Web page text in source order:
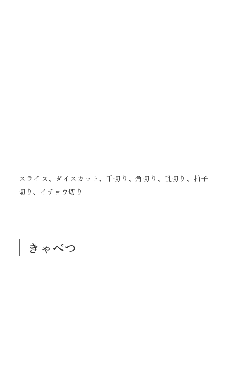
スライス、ダイスカット、千切り、角切り、乱切り、拍子
切り、イチョウ切り
きゃべつ